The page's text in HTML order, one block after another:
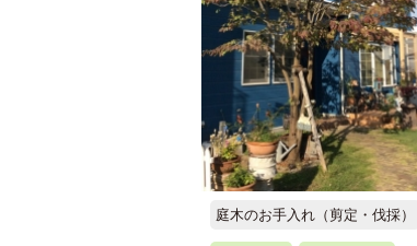
庭木のお手入れ（剪定・伐採）